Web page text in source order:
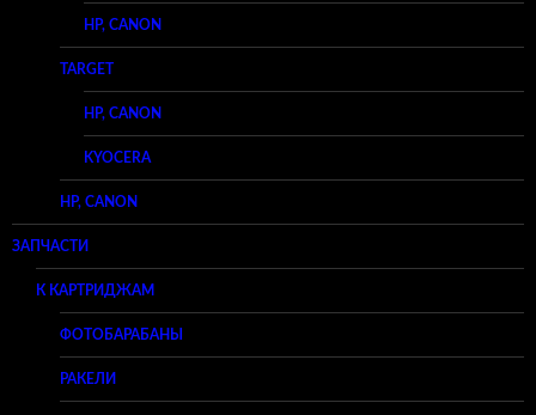
HP, CANON
TARGET
HP, CANON
KYOCERA
HP, CANON
ЗАПЧАСТИ
К КАРТРИДЖАМ
ФОТОБАРАБАНЫ
РАКЕЛИ